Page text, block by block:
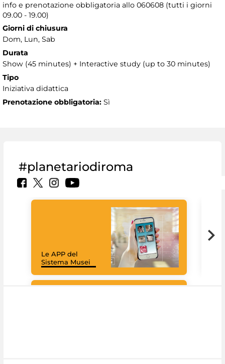
info e prenotazione obbligatoria allo 060608 (tutti i giorni
09.00 - 19.00)
Giorni di chiusura
Dom, Lun, Sab
Durata
Show (45 minutes) + Interactive study (up to 30 minutes)
Tipo
Iniziativa didattica
Prenotazione obbligatoria: Sì
#planetariodiroma
Le APP del
Sistema Musei